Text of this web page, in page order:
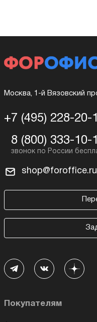
Москва, 1-й Вязовский
+7 (495) 228-20-
8 (800) 333-10-
shop@foroffice.ru
Покупателям